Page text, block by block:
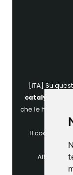
[ITA] Su
catalyststuff
che le ha
Il codice
Altre